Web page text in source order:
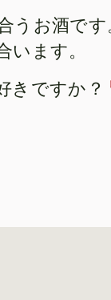
うお酒で
ます。
きですか？